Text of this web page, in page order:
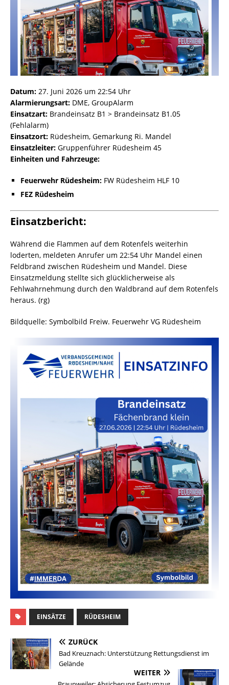
Datum: 27. Juni 2026 um 22:54 Uhr
Alarmierungsart: DME, GroupAlarm
Einsatzart: Brandeinsatz B1 > Brandeinsatz B1.05
(Fehlalarm)
Einsatzort: Rüdesheim, Gemarkung Ri. Mandel
Einsatzleiter: Gruppenführer Rüdesheim 45
Einheiten und Fahrzeuge:
Feuerwehr Rüdesheim: FW Rüdesheim HLF 10
FEZ Rüdesheim
Einsatzbericht:
Während die Flammen auf dem Rotenfels weiterhin
loderten, meldeten Anrufer um 22:54 Uhr Mandel einen
Feldbrand zwischen Rüdesheim und Mandel. Diese
Einsatzmeldung stellte sich glücklicherweise als
Fehlwahrnehmung durch den Waldbrand auf dem Rotenfels
heraus. (rg)
Bildquelle: Symbolbild Freiw. Feuerwehr VG Rüdesheim
EINSÄTZE RÜDESHEIM
ZURÜCK
Bad Kreuznach: Unterstützung Rettungsdienst im
Gelände
WEITER